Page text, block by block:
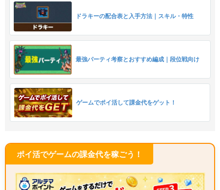
ドラキーの配合表と入手方法｜スキル・特性
最強パーティ考察とおすすめ編成｜段位戦向け
ゲームでポイ活して課金代をゲット！
ポイ活でゲームの課金代を稼ごう！